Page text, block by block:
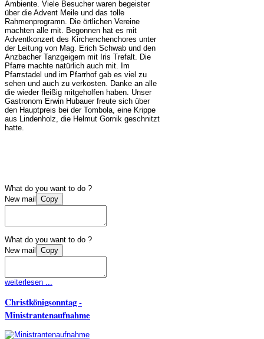
Ambiente. Viele Besucher waren begeister
über die Advent Meile und das tolle
Rahmenprogramn. Die örtlichen Vereine
machten alle mit. Begonnen hat es mit
Adventkonzert des Kirchenchenchores unter
der Leitung von Mag. Erich Schwab und den
Anzbacher Tanzgeigern mit Iris Trefalt. Die
Pfarre machte natürlich auch mit. Im
Pfarrstadel und im Pfarrhof gab es viel zu
sehen und auch zu verkosten. Danke an alle
die wieder fleißig mitgeholfen haben. Unser
Gastronom Erwin Hubauer freute sich über
den Hauptpreis bei der Tombola, eine Krippe
aus Lindenholz, die Helmut Gornik geschnitzt
hatte.
What do you want to do ?
New mail
Copy
What do you want to do ?
New mail
Copy
weiterlesen ...
Christkönigsonntag -
Ministrantenaufnahme